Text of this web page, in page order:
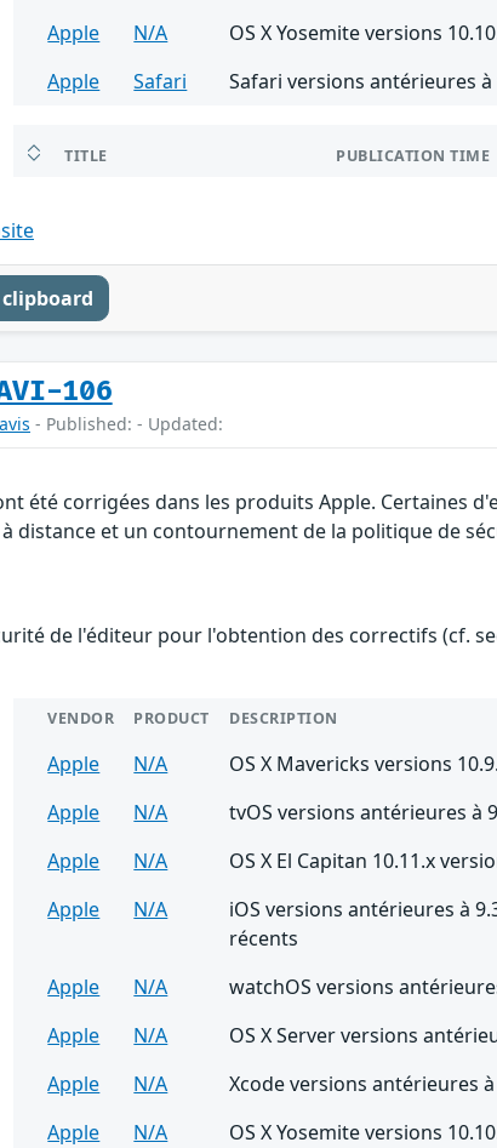
Apple
N/A
OS X Yosemite versions
Apple
Safari Safari versions antérieures à
TITLE PUBLICATION TIME
clipboard
106
- Published: - Updated:
été corrigées dans les produits Apple. Certaines
distance et un contournement de la politique de
de l'éditeur pour l'obtention des correctifs (cf.
VENDOR PRODUCT DESCRIPTION
Apple N/A
OS X Mavericks versions
Apple
N/A
tvOS versions antérieures à
Apple
N/A
OS X El Capitan 10.11.x
Apple
N/A
iOS versions antérieures à
récents
Apple
N/A
watchOS versions
Apple
N/A
OS X Server versions
Apple
N/A
Xcode versions antérieures
Apple
N/A
OS X Yosemite versions